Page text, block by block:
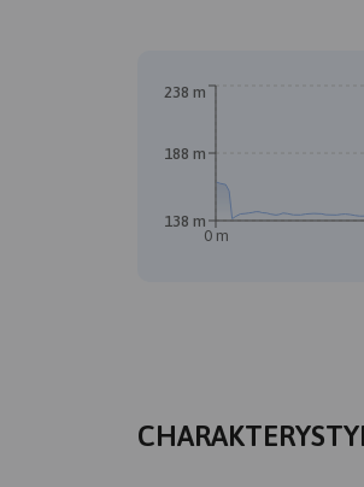
0 m
138 m
188 m
238 m